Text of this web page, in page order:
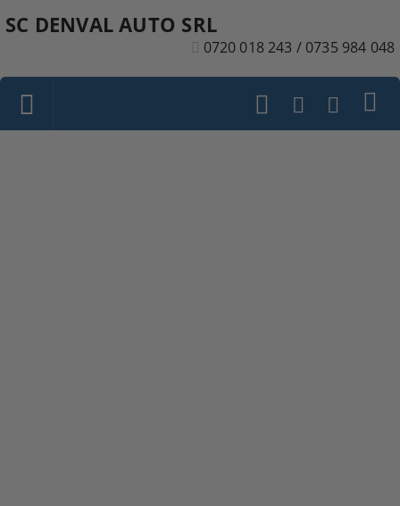
SC DENVAL AUTO SRL
0720 018 243 / 0735 984 048